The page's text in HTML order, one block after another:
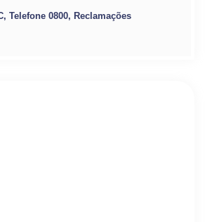
Telefone 0800, Reclamações